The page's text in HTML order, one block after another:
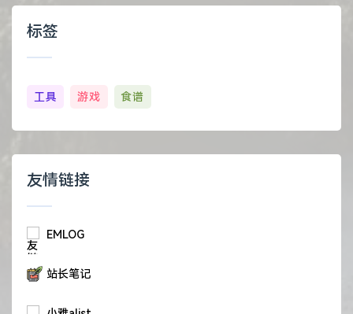
标签
工具 游戏 食谱
友情链接
EMLOG
站长笔记